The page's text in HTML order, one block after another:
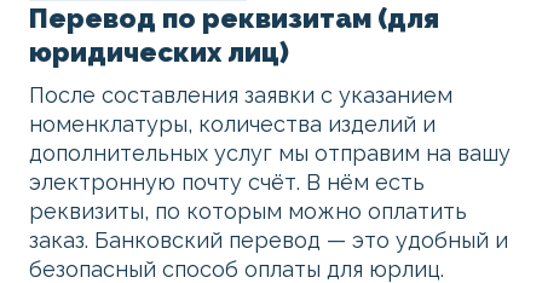
Перевод по реквизитам (для
юридических лиц)
После составления заявки с указанием
номенклатуры, количества изделий и
дополнительных услуг мы отправим на вашу
электронную почту счёт. В нём есть
реквизиты, по которым можно оплатить
заказ. Банковский перевод — это удобный и
безопасный способ оплаты для юрлиц.